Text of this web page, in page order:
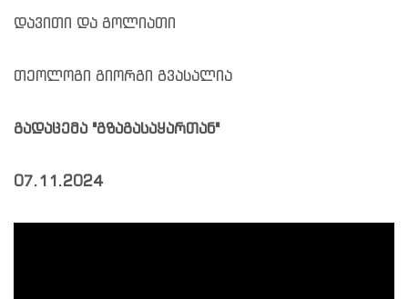
დავითი და გოლიათი
თეოლოგი გიორგი გვასალია
გადაცემა "გზაგასაყართან"
07.11.2024